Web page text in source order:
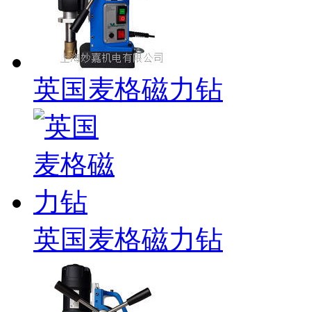
英国麦格磁力钻
英国麦格磁力钻